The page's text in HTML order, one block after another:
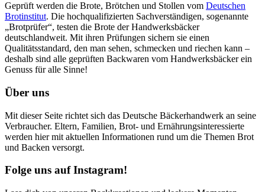
Geprüft werden die Brote, Brötchen und Stollen vom Deutschen
Brotinstitut. Die hochqualifizierten Sachverständigen, sogenannte
„Brotprüfer“, testen die Brote der Handwerksbäcker
deutschlandweit. Mit ihren Prüfungen sichern sie einen
Qualitätsstandard, den man sehen, schmecken und riechen kann –
deshalb sind alle geprüften Backwaren vom Handwerksbäcker ein
Genuss für alle Sinne!
Über uns
Mit dieser Seite richtet sich das Deutsche Bäckerhandwerk an seine
Verbraucher. Eltern, Familien, Brot- und Ernährungsinteressierte
werden hier mit aktuellen Informationen rund um die Themen Brot
und Backen versorgt.
Folge uns auf Instagram!